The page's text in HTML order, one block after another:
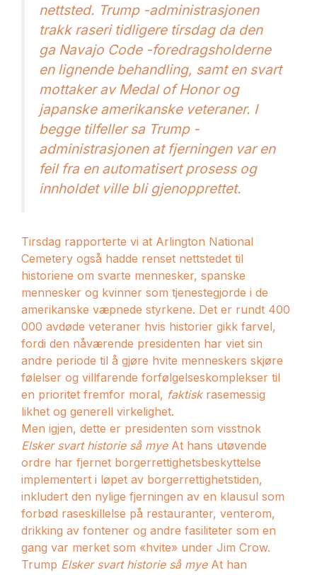
nettsted. Trump -administrasjonen
trakk raseri tidligere tirsdag da den
ga Navajo Code -foredragsholderne
en lignende behandling, samt en svart
mottaker av Medal of Honor og
japanske amerikanske veteraner. I
begge tilfeller sa Trump -
administrasjonen at fjerningen var en
feil fra en automatisert prosess og
innholdet ville bli gjenopprettet.
Tirsdag rapporterte vi at Arlington National
Cemetery også hadde renset nettstedet til
historiene om svarte mennesker, spanske
mennesker og kvinner som tjenestegjorde i de
amerikanske væpnede styrkene. Det er rundt 400
000 avdøde veteraner hvis historier gikk farvel,
fordi den nåværende presidenten har viet sin
andre periode til å gjøre hvite menneskers skjøre
følelser og villfarende forfølgelseskomplekser til
en prioritet fremfor moral, faktiskrasemessig
likhet og generell virkelighet.
Men igjen, dette er presidenten som visstnok
Elsker svart historie så myeAt hans utøvende
ordre har fjernet borgerrettighetsbeskyttelse
implementert i løpet av borgerrettighetstiden,
inkludert den nylige fjerningen av en klausul som
forbød raseskillelse på restauranter, venterom,
drikking av fontener og andre fasiliteter som en
gang var merket som «hvite» under Jim Crow.
Trump Elsker svart historie så myeAt han